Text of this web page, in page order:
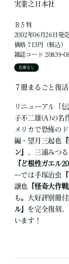
実業之日本社
Ｂ５判
2002年06月26日発売
価格 713円（税込）
雑誌コード 20839-
在庫なし
７冊まるごと復
リニューアル「
子不二雄(A)の名
メリカで恐怖の
編・望月三起也
ン』 、三浦みつる
『ど根性ガエル
ーでは手塚治虫
譲也 『怪奇大作戦
も。大好評別冊
ル』 を完全復刻
います！